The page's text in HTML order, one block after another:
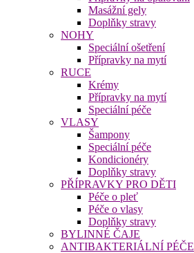
Masážní gely
Doplňky stravy
NOHY
Speciální ošetření
Přípravky na mytí
RUCE
Krémy
Přípravky na mytí
Speciální péče
VLASY
Šampony
Speciální péče
Kondicionéry
Doplňky stravy
PŘÍPRAVKY PRO DĚTI
Péče o pleť
Péče o vlasy
Doplňky stravy
BYLINNÉ ČAJE
ANTIBAKTERIÁLNÍ PÉČE